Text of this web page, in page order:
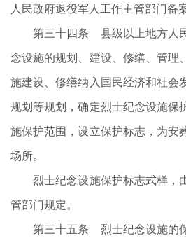
人民政府退役军人工作主管部门备案
第三十四条 县级以上地方人民
念设施的规划、建设、修缮、管理
施建设、修缮纳入国民经济和社会
规划等规划，确定烈士纪念设施保
施保护范围，设立保护标志，为安
场所。
烈士纪念设施保护标志式样，
管部门规定。
第三十五条 烈士纪念设施的保